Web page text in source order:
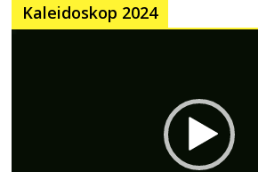
Kaleidoskop 2024